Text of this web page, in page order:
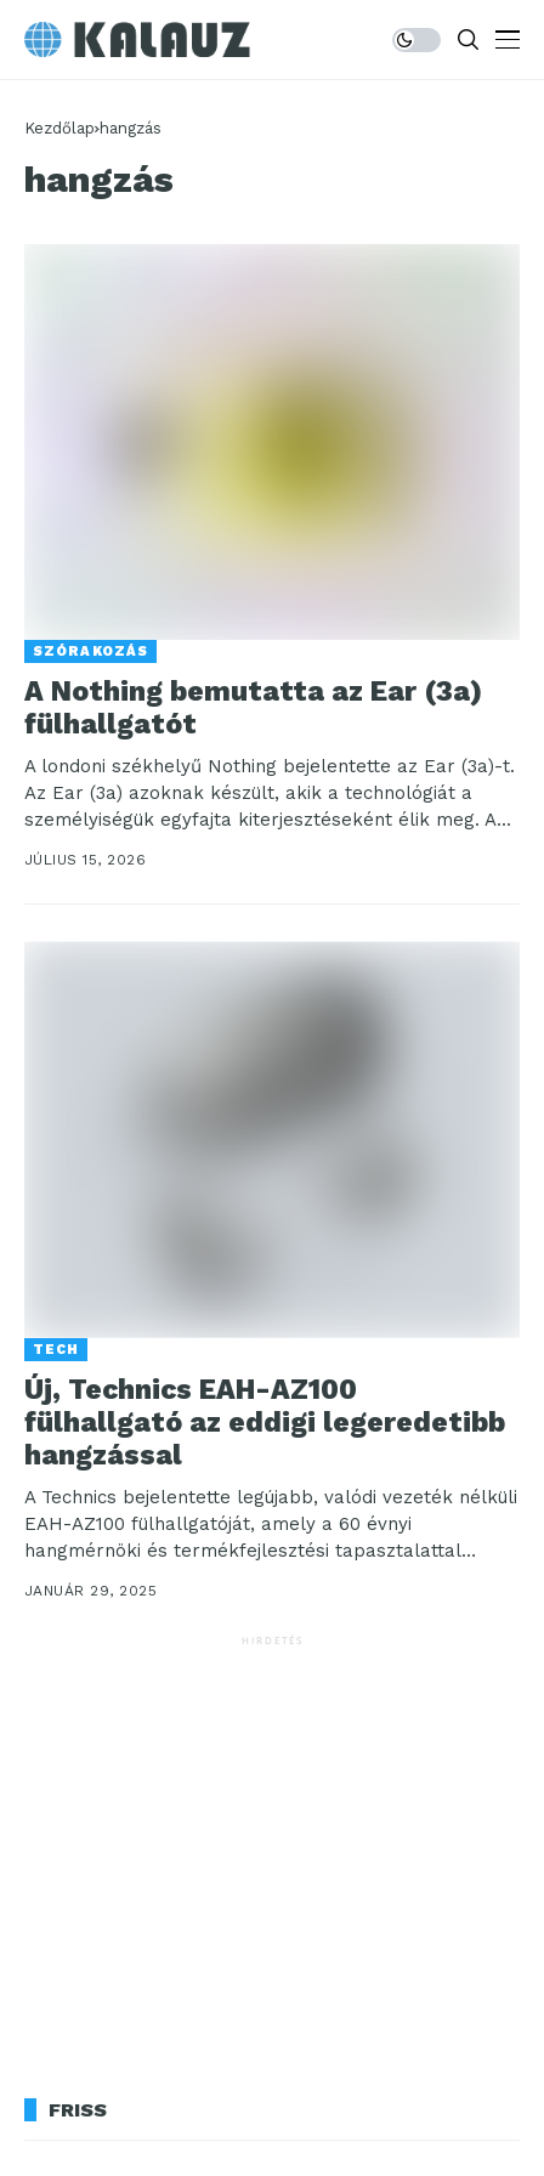
Kezdőlap hangzás
hangzás
SZÓRAKOZÁS
A Nothing bemutatta az Ear (3a)
fülhallgatót
A londoni székhelyű Nothing bejelentette az Ear (3a)-t.
Az Ear (3a) azoknak készült, akik a technológiát a
személyiségük egyfajta kiterjesztéseként élik meg. A...
JÚLIUS 15, 2026
TECH
Új, Technics EAH-AZ100
fülhallgató az eddigi legeredetibb
hangzással
A Technics bejelentette legújabb, valódi vezeték nélküli
EAH-AZ100 fülhallgatóját, amely a 60 évnyi
hangmérnöki és termékfejlesztési tapasztalattal
rendelkező, díjnyertes audio termékek családját
JANUÁR 29, 2025
HIRDETÉS
FRISS